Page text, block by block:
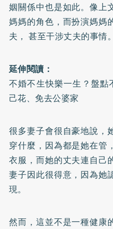
姻關係中也是如此。像上
媽媽的角色，而扮演媽媽
夫， 甚至干涉丈夫的事情。
延伸閱讀：
不婚不生快樂一生？盤
己花、免去公婆家
很多妻子會很自豪地說，
穿什麼，因為都是她在管
衣服，而她的丈夫連自己
妻子因此很得意，因為她
現。
然而，這並不是一種健康